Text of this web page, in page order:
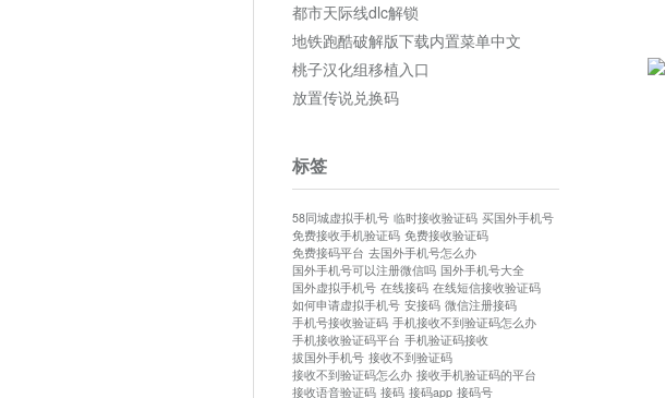
都市天际线dlc解锁
地铁跑酷破解版下载内置菜单中文
桃子汉化组移植入口
放置传说兑换码
标签
58同城虚拟手机号 临时接收验证码 买国外手机号
免费接收手机验证码 免费接收验证码
免费接码平台 去国外手机号怎么办
国外手机号可以注册微信吗 国外手机号大全
国外虚拟手机号 在线接码 在线短信接收验证码
如何申请虚拟手机号 安接码 微信注册接码
手机号接收验证码 手机接收不到验证码怎么办
手机接收验证码平台 手机验证码接收
拔国外手机号 接收不到验证码
接收不到验证码怎么办 接收手机验证码的平台
接收语音验证码 接码 接码app 接码号